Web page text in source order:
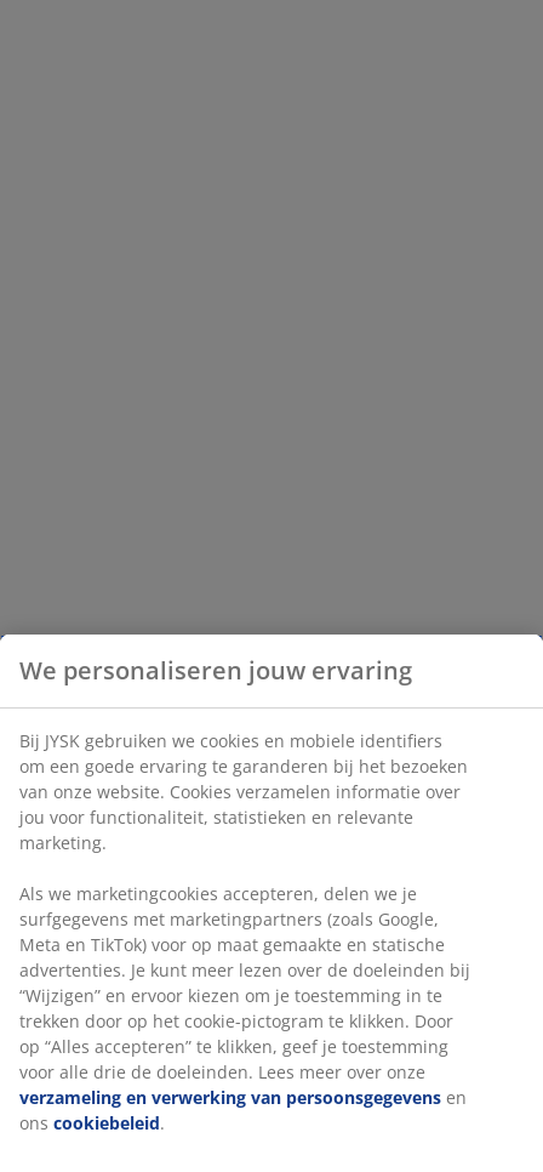
We personaliseren jouw ervaring
Bij JYSK gebruiken we cookies en mobiele identifiers
om een goede ervaring te garanderen bij het bezoeken
van onze website. Cookies verzamelen informatie over
jou voor functionaliteit, statistieken en relevante
marketing.
Als we marketingcookies accepteren, delen we je
surfgegevens met marketingpartners (zoals Google,
Meta en TikTok) voor op maat gemaakte en statische
advertenties. Je kunt meer lezen over de doeleinden bij
“Wijzigen” en ervoor kiezen om je toestemming in te
trekken door op het cookie-pictogram te klikken. Door
op “Alles accepteren” te klikken, geef je toestemming
voor alle drie de doeleinden. Lees meer over onze
verzameling en verwerking van persoonsgegevens en
ons cookiebeleid.